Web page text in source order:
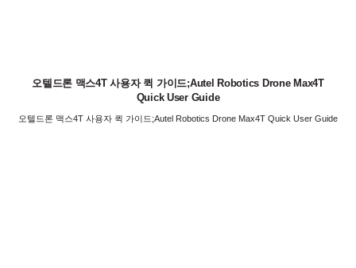
오텔드론 맥스4T 사용자 퀵 가이드;Autel Robotics Drone Max4T
Quick User Guide
오텔드론 맥스4T 사용자 퀵 가이드;Autel Robotics Drone Max4T Quick User Guide